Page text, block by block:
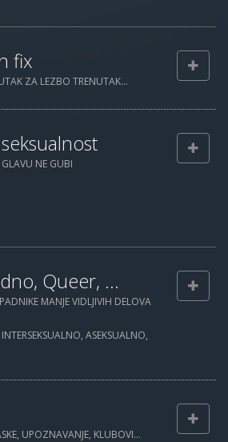
fix
ZA LEZBO TRENUTAK...
NE GUBI
Queer, ...
MANJE VIDLJIVIH DELOVA
ASEKSUALNO,
UPOZNAVANJE, KLUBOVI...